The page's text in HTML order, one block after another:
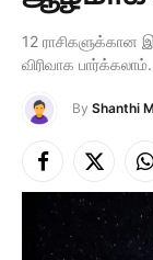
12 ராசிகளுக்கான
விரிவாக
By Shanthi
Facebook
X
(Twitter)